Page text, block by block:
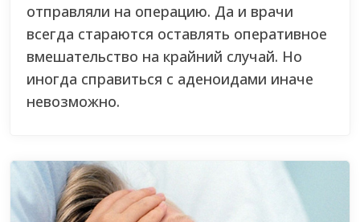
отправляли на операцию. Да и врачи
всегда стараются оставлять оперативное
вмешательство на крайний случай. Но
иногда справиться с аденоидами иначе
невозможно.